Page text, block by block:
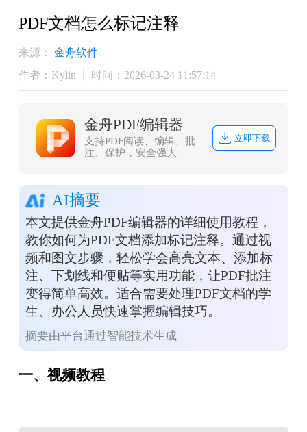
PDF文档怎么标记注释
来源：
金舟软件
作者：Kylin
时间：2026-03-24 11:57:14
金舟PDF编辑器
支持PDF阅读、编辑、批
注、保护，安全强大
立即下载
AI摘要
本文提供金舟PDF编辑器的详细使用教程，
教你如何为PDF文档添加标记注释。通过视
频和图文步骤，轻松学会高亮文本、添加标
注、下划线和便贴等实用功能，让PDF批注
变得简单高效。适合需要处理PDF文档的学
生、办公人员快速掌握编辑技巧。
摘要由平台通过智能技术生成
一、视频教程